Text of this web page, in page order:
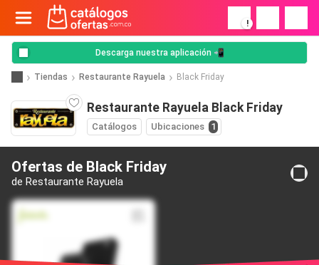
!
Descarga nuestra aplicación 📲
Tiendas Restaurante Rayuela Black Friday
Restaurante Rayuela Black Friday
Catálogos Ubicaciones 1
Ofertas de Black Friday
de Restaurante Rayuela